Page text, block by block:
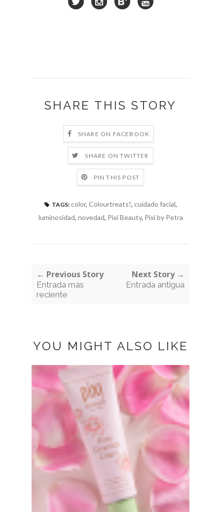
SHARE THIS STORY
SHARE ON FACEBOOK
SHARE ON TWITTER
PIN THIS POST
TAGS: color, Colourtreats!, cuidado facial,
luminosidad, novedad, Pixi Beauty, Pixi by Petra
← Previous Story
Entrada más
reciente
Next Story →
Entrada antigua
YOU MIGHT ALSO LIKE